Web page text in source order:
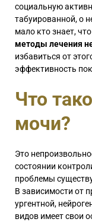
социальную
табуированной, о
мало кто знает,
методы лечения
избавиться от
эффективность
Что
мочи?
Это
состоянии
проблемы
В зависимости от
ургентной,
видов имеет свои